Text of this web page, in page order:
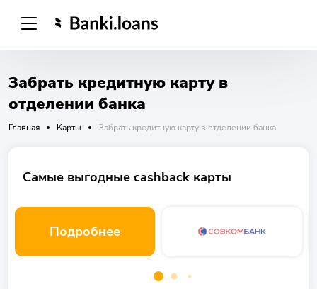
Забрать кредитную карту в
отделении банка
Главная Карты Забрать кредитную карту в отделении банка
Самые выгодные cashback карты
Подробнее